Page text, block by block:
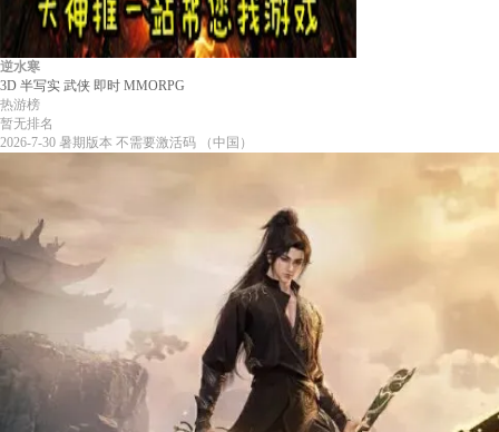
逆水寒
3D 半写实 武侠 即时 MMORPG
热游榜
暂无排名
2026-7-30 暑期版本 不需要激活码 （中国）